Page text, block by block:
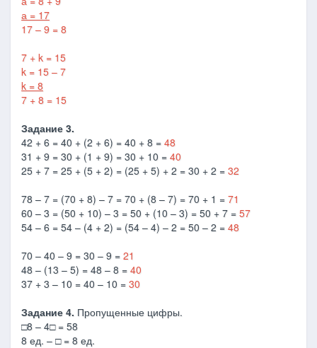
а = 17
17 – 9 = 8
7 + k = 15
k = 15 – 7
k = 8
7 + 8 = 15
Задание 3.
42 + 6 = 40 + (2 + 6) = 40 + 8 = 48
31 + 9 = 30 + (1 + 9) = 30 + 10 = 40
25 + 7 = 25 + (5 + 2) = (25 + 5) + 2 = 30 + 2 = 32
78 – 7 = (70 + 8) – 7 = 70 + (8 – 7) = 70 + 1 = 71
60 – 3 = (50 + 10) – 3 = 50 + (10 – 3) = 50 + 7 = 57
54 – 6 = 54 – (4 + 2) = (54 – 4) – 2 = 50 – 2 = 48
70 – 40 – 9 = 30 – 9 = 21
48 – (13 – 5) = 48 – 8 = 40
37 + 3 – 10 = 40 – 10 = 30
Задание 4. Пропущенные цифры.
□8 – 4□ = 58
8 ед. – □ = 8 ед.